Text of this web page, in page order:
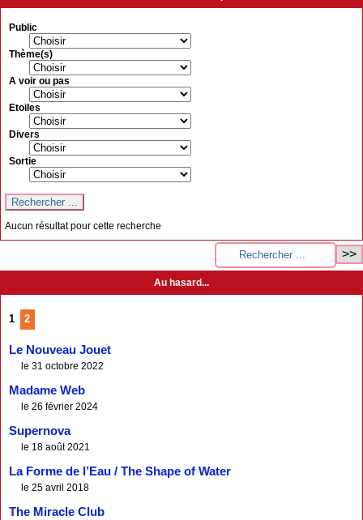
Public
Thème(s)
A voir ou pas
Etoiles
Divers
Sortie
Aucun résultat pour cette recherche
Au hasard...
1 2
Le Nouveau Jouet
le 31 octobre 2022
Madame Web
le 26 février 2024
Supernova
le 18 août 2021
La Forme de l’Eau / The Shape of Water
le 25 avril 2018
The Miracle Club